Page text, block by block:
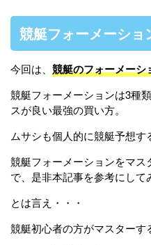
競艇フォーメーショ
今回は、 競艇のフォーメーシ
競艇フォーメーションは3種
スが良い最強の買い方。
ムサシも個人的に競艇予想す
競艇フォーメーションをマ
で、是非本記事を参考にして
とは言え・・・
競艇初心者の方がマスターす